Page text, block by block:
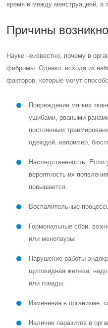
время и между менструацией, а
Причины
Науке неизвестно, почему в
фибромы. Однако, исходя из
факторов, которые могут
Повреждение мягких
ушибами, рваными
постоянным
одеждой, например,
Наследственность.
вероятность их
повышается.
Воспалительные
Гормональные сбои,
или менопаузы.
Нарушение работы
щитовидная железа,
или гонады.
Изменения в организме,
Наличие паразитов в